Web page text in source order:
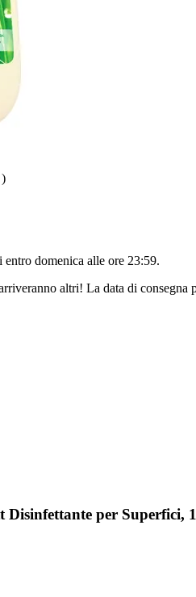
)
entro domenica alle ore 23:59.
altri! La data di
Disinfettante per Superfici,